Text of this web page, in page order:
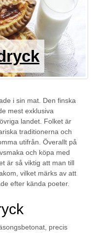
i sin mat. Den finska
mest exklusiva
landet. Folket är
traditionerna och
utifrån. Överallt på
och köpa med
är så viktig att man till
vilket märks av att
efter kända poeter.
precis